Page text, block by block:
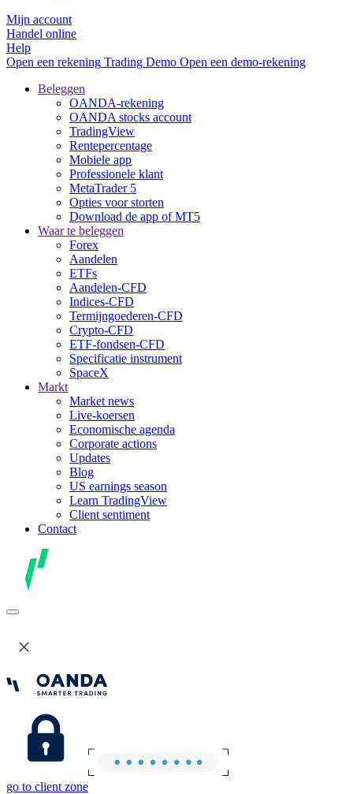
Mijn account
Handel online
Help
Open een rekening Trading Demo Open een demo-rekening
Beleggen
OANDA-rekening
OANDA stocks account
TradingView
Rentepercentage
Mobiele app
Professionele klant
MetaTrader 5
Opties voor storten
Download de app of MT5
Waar te beleggen
Forex
Aandelen
ETFs
Aandelen-CFD
Indices-CFD
Termijngoederen-CFD
Crypto-CFD
ETF-fondsen-CFD
Specificatie instrument
SpaceX
Markt
Market news
Live-koersen
Economische agenda
Corporate actions
Updates
Blog
US earnings season
Learn TradingView
Client sentiment
Contact
go to client zone